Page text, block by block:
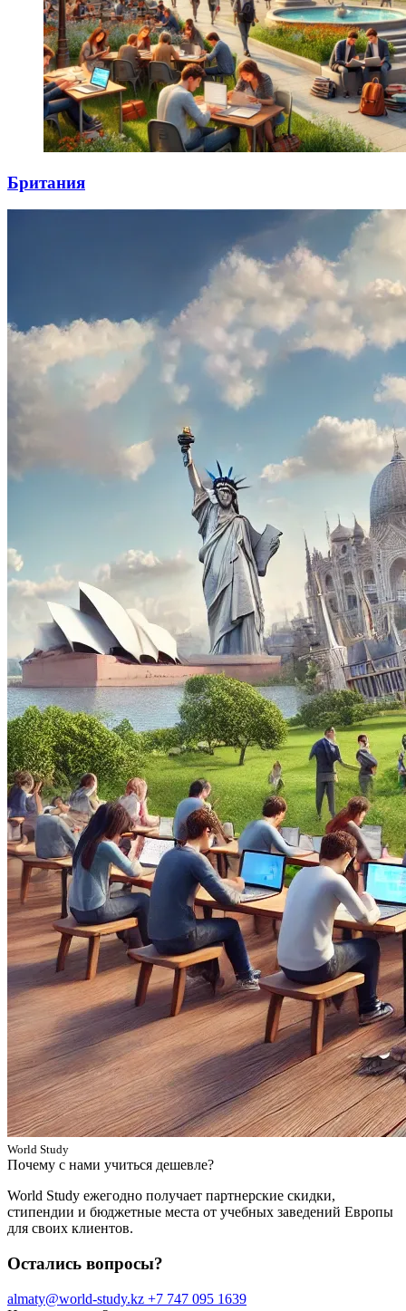
Британия
World Study
Почему с нами учиться дешевле?
World Study ежегодно получает партнерские скидки,
стипендии и бюджетные места от учебных заведений Европы
для своих клиентов.
Остались вопросы?
almaty@world-study.kz +7 747 095 1639